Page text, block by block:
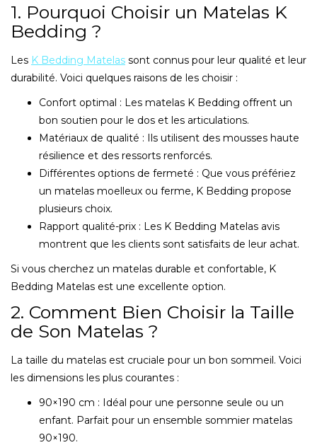
1. Pourquoi Choisir un Matelas K
Bedding ?
Les K Bedding Matelas sont connus pour leur qualité et leur
durabilité. Voici quelques raisons de les choisir :
Confort optimal : Les matelas K Bedding offrent un
bon soutien pour le dos et les articulations.
Matériaux de qualité : Ils utilisent des mousses haute
résilience et des ressorts renforcés.
Différentes options de fermeté : Que vous préfériez
un matelas moelleux ou ferme, K Bedding propose
plusieurs choix.
Rapport qualité-prix : Les K Bedding Matelas avis
montrent que les clients sont satisfaits de leur achat.
Si vous cherchez un matelas durable et confortable, K
Bedding Matelas est une excellente option.
2. Comment Bien Choisir la Taille
de Son Matelas ?
La taille du matelas est cruciale pour un bon sommeil. Voici
les dimensions les plus courantes :
90×190 cm : Idéal pour une personne seule ou un
enfant. Parfait pour un ensemble sommier matelas
90×190.